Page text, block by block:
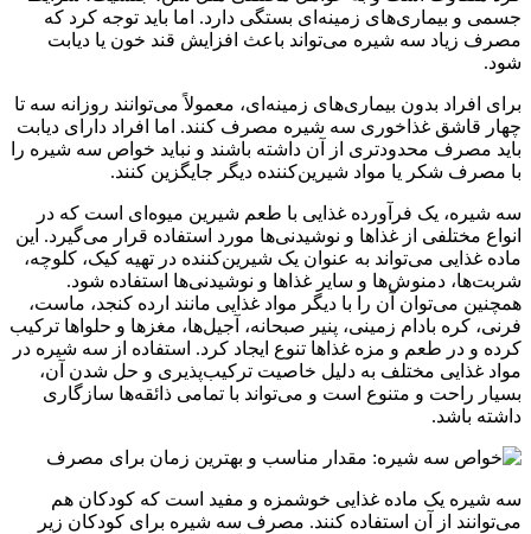
جسمی و بیماری‌های زمینه‌ای بستگی دارد. اما باید توجه کرد که
مصرف زیاد سه شیره می‌تواند باعث افزایش قند خون یا دیابت
شود.
برای افراد بدون بیماری‌های زمینه‌ای، معمولاً می‌توانند روزانه سه تا
چهار قاشق غذاخوری سه شیره مصرف کنند. اما افراد دارای دیابت
باید مصرف محدودتری از آن داشته باشند و نباید خواص سه شیره را
با مصرف شکر یا مواد شیرین‌کننده دیگر جایگزین کنند.
سه شیره، یک فرآورده غذایی با طعم شیرین میوه‌ای است که در
انواع مختلفی از غذاها و نوشیدنی‌ها مورد استفاده قرار می‌گیرد. این
ماده غذایی می‌تواند به عنوان یک شیرین‌کننده در تهیه کیک، کلوچه،
شربت‌ها، دمنوش‌ها و سایر غذاها و نوشیدنی‌ها استفاده شود.
همچنین می‌توان آن را با دیگر مواد غذایی مانند ارده کنجد، ماست،
فرنی، کره بادام زمینی، پنیر صبحانه، آجیل‌ها، مغزها و حلواها ترکیب
کرده و در طعم و مزه غذاها تنوع ایجاد کرد. استفاده از سه شیره در
مواد غذایی مختلف به دلیل خاصیت ترکیب‌پذیری و حل شدن آن،
بسیار راحت و متنوع است و می‌تواند با تمامی ذائقه‌ها سازگاری
داشته باشد.
سه شیره یک ماده غذایی خوشمزه و مفید است که کودکان هم
می‌توانند از آن استفاده کنند. مصرف سه شیره برای کودکان زیر